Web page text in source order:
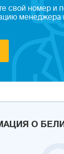
О
свой номер и
менеджера